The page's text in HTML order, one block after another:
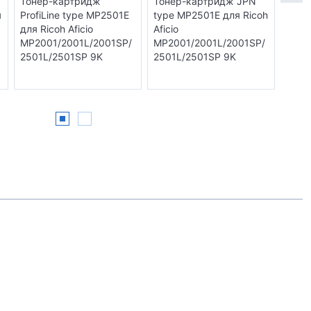
ProfiLine type MP2501E
для Ricoh Aficio
MP2001/2001L/2001SP/
2501L/2501SP 9K
type MP2501E для Ricoh
Aficio
MP2001/2001L/2001SP/
2501L/2501SP 9K